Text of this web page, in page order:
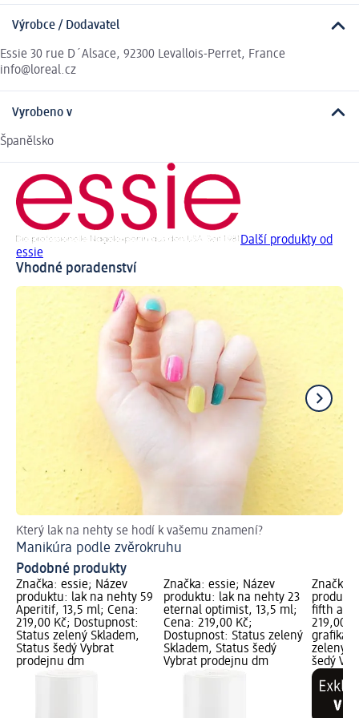
Výrobce / Dodavatel
Essie 30 rue D´Alsace, 92300 Levallois-Perret, France
info@loreal.cz
Vyrobeno v
Španělsko
Další produkty od
essie
Vhodné poradenství
Který lak na nehty se hodí k vašemu znamení?
Manikúra podle zvěrokruhu
Podobné produkty
Značka: essie; Název
produktu: lak na nehty 59
Aperitif, 13,5 ml; Cena:
219,00 Kč; Dostupnost:
Status zelený Skladem,
Status šedý Vybrat
prodejnu dm
Značka: essie; Název
produktu: lak na nehty 23
eternal optimist, 13,5 ml;
Cena: 219,00 Kč;
Dostupnost: Status zelený
Skladem, Status šedý
Vybrat prodejnu dm
Značka:
fifth
219,00
grafika;
zelený
šedý